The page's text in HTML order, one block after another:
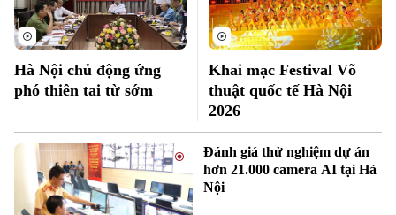
Hà Nội chủ động ứng
phó thiên tai từ sớm
Khai mạc Festival Võ
thuật quốc tế Hà Nội
2026
Đánh giá thử nghiệm dự án
hơn 21.000 camera AI tại Hà
Nội